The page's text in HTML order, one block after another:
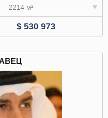
2214 м²
$ 530 973